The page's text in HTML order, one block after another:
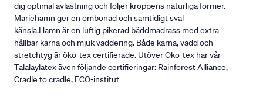
dig optimal avlastning och följer kroppens naturliga former.
Mariehamn ger en ombonad och samtidigt sval
känsla.Hamn är en luftig pikerad bäddmadrass med extra
hållbar kärna och mjuk vaddering. Både kärna, vadd och
stretchtyg är öko-tex certifierade. Utöver Öko-tex har vår
Talalaylatex även följande certifieringar: Rainforest Alliance,
Cradle to cradle, ECO-institut